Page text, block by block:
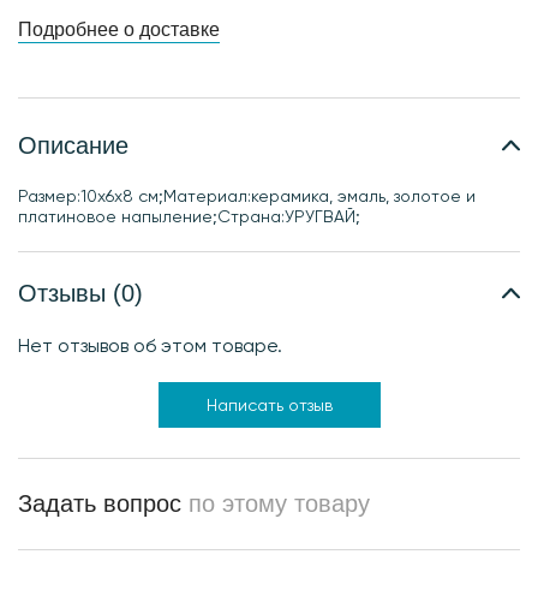
Подробнее о доставке
Описание
Размер:10х6х8 см;Материал:керамика, эмаль, золотое и
платиновое напыление;Страна:УРУГВАЙ;
Отзывы (0)
Нет отзывов об этом товаре.
Написать отзыв
Задать вопрос по этому товару